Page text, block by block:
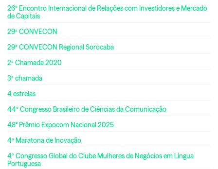
26º Encontro Internacional de Relações com Investidores e Mercado
de Capitais
29ª CONVECON
29ª CONVECON Regional Sorocaba
2ª Chamada 2020
3ª chamada
4 estrelas
44º Congresso Brasileiro de Ciências da Comunicação
48° Prêmio Expocom Nacional 2025
4ª Maratona de Inovação
4º Congresso Global do Clube Mulheres de Negócios em Língua
Portuguesa